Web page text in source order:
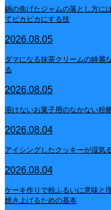
鍋の焦げたジャムの落とし方に
てピカピカにする技
2026.08.05
ダマになる抹茶クリームの綺麗
る
2026.08.05
溶けないお菓子用のなかない粉
2026.08.04
アイシングしたクッキーが湿気
2026.08.04
ケーキ作りで粉ふるいに意味と
焼き上げるための基本